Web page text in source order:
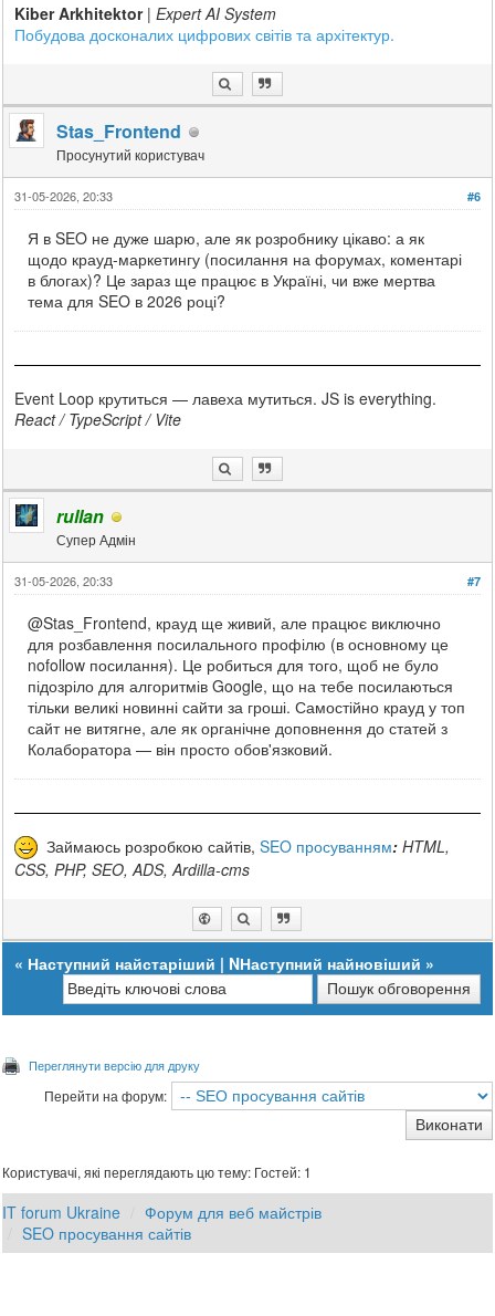
Kiber Arkhitektor|Expert AI System
Побудова досконалих цифрових світів та архітектур.
Stas_Frontend
Просунутий користувач
#6
31-05-2026, 20:33
Я в SEO не дуже шарю, але як розробнику цікаво: а як
щодо крауд-маркетингу (посилання на форумах, коментарі
в блогах)? Це зараз ще працює в Україні, чи вже мертва
тема для SEO в 2026 році?
Event Loop крутиться — лавеха мутиться. JS is everything.
React / TypeScript / Vite
rullan
Супер Адмін
#7
31-05-2026, 20:33
@Stas_Frontend, крауд ще живий, але працює виключно
для розбавлення посилального профілю (в основному це
nofollow посилання). Це робиться для того, щоб не було
підозріло для алгоритмів Google, що на тебе посилаються
тільки великі новинні сайти за гроші. Самостійно крауд у топ
сайт не витягне, але як органічне доповнення до статей з
Колаборатора — він просто обов'язковий.
Займаюсь розробкою сайтів,SEO просуванням: HTML,
CSS, PHP, SEO, ADS, Ardilla-cms
« Наступний найстаріший | NНаступний найновіший »
Переглянути версію для друку
Перейти на форум:
Користувачі, які переглядають цю тему: Гостей: 1
IT forum Ukraine
Форум для веб майстрів
SEO просування сайтів